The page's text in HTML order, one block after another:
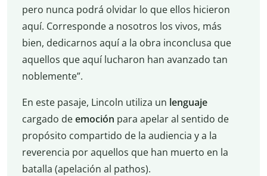
pero nunca podrá olvidar lo que ellos hicieron
aquí. Corresponde a nosotros los vivos, más
bien, dedicarnos aquí a la obra inconclusa que
aquellos que aquí lucharon han avanzado tan
noblemente”.
En este pasaje, Lincoln utiliza un lenguaje
cargado deemoción para apelar al sentido de
propósito compartido de la audiencia y a la
reverencia por aquellos que han muerto en la
batalla (apelación al pathos).